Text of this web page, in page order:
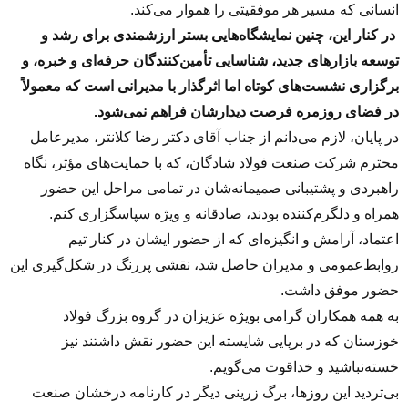
انسانی که مسیر هر موفقیتی را هموار می‌کند.
در کنار این، چنین نمایشگاه‌هایی بستر ارزشمندی برای رشد و
توسعه بازارهای جدید، شناسایی تأمین‌کنندگان حرفه‌ای و خبره، و
برگزاری نشست‌های کوتاه اما اثرگذار با مدیرانی است که معمولاً
در فضای روزمره فرصت دیدارشان فراهم نمی‌شود.
در پایان، لازم می‌دانم از جناب آقای دکتر رضا کلانتر، مدیرعامل
محترم شرکت صنعت فولاد شادگان، که با حمایت‌های مؤثر، نگاه
راهبردی و پشتیبانی صمیمانه‌شان در تمامی مراحل این حضور
همراه و دلگرم‌کننده بودند، صادقانه و ویژه سپاسگزاری کنم.
اعتماد، آرامش و انگیزه‌ای که از حضور ایشان در کنار تیم
روابط‌عمومی و مدیران حاصل شد، نقشی پررنگ در شکل‌گیری این
حضور موفق داشت.
به همه همکاران گرامی بویژه عزیزان در گروه بزرگ فولاد
خوزستان که در برپایی شایسته این حضور نقش داشتند نیز
خسته‌نباشید و خداقوت می‌گویم.
بی‌تردید این روزها، برگ زرینی دیگر در کارنامه درخشان صنعت